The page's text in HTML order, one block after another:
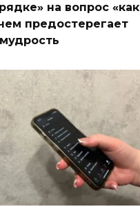
на вопрос «как
предостерегает